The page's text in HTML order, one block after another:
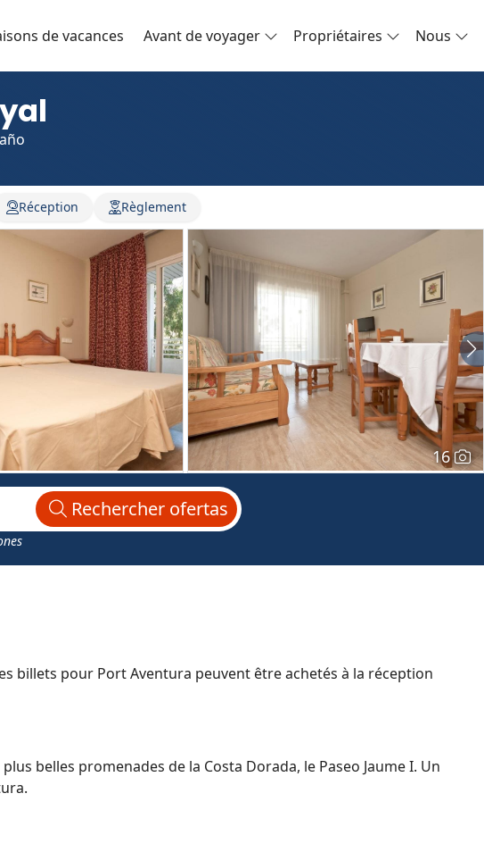
de vacances Avant de voyager Propriétaires Nous
Réception Règlement
16
Rechercher ofertas
billets pour Port Aventura peuvent être achetés à la réception
belles promenades de la Costa Dorada, le Paseo Jaume I. Un